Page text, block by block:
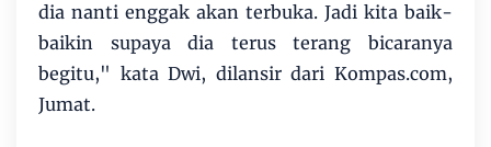
dia nanti enggak akan terbuka. Jadi kita baik-
baikin supaya dia terus terang bicaranya
begitu," kata Dwi, dilansir dari Kompas.com,
Jumat.